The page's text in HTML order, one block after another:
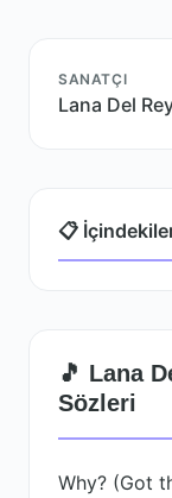
SANATÇI
Lana Del
📋
🎵 Lana
Sözleri
Why? (Got